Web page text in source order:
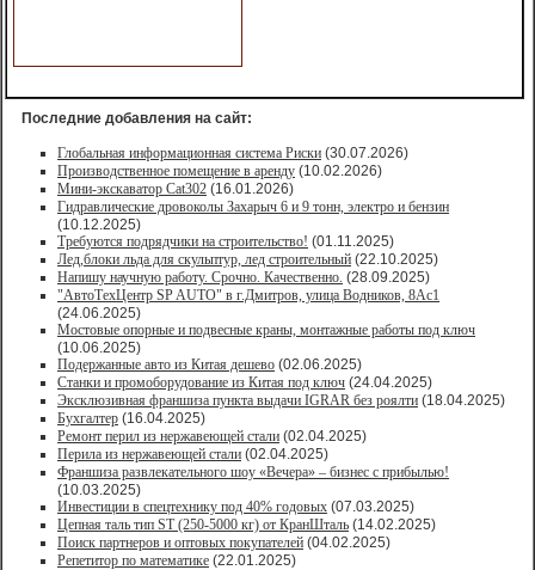
Последние добавления на сайт:
Глобальная информационная система Риски (30.07.2026)
Производственное помещение в аренду (10.02.2026)
Мини-экскаватор Cat302 (16.01.2026)
Гидравлические дровоколы Захарыч 6 и 9 тонн, электро и бензин
(10.12.2025)
Требуются подрядчики на строительство! (01.11.2025)
Лед,блоки льда для скульптур, лед строительный (22.10.2025)
Напишу научную работу. Срочно. Качественно. (28.09.2025)
"АвтоТехЦентр SP AUTO" в г.Дмитров, улица Водников, 8Ас1
(24.06.2025)
Мостовые опорные и подвесные краны, монтажные работы под ключ
(10.06.2025)
Подержанные авто из Китая дешево (02.06.2025)
Станки и промоборудование из Китая под ключ (24.04.2025)
Эксклюзивная франшиза пункта выдачи IGRAR без роялти (18.04.2025)
Бухгалтер (16.04.2025)
Ремонт перил из нержавеющей стали (02.04.2025)
Перила из нержавеющей стали (02.04.2025)
Франшиза развлекательного шоу «Вечера» – бизнес с прибылью!
(10.03.2025)
Инвестиции в спецтехнику под 40% годовых (07.03.2025)
Цепная таль тип ST (250-5000 кг) от КранШталь (14.02.2025)
Поиск партнеров и оптовых покупателей (04.02.2025)
Репетитор по математике (22.01.2025)